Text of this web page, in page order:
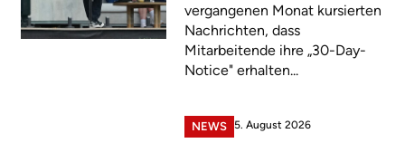
vergangenen Monat kursierten
Nachrichten, dass
Mitarbeitende ihre „30-Day-
Notice" erhalten...
NEWS 5. August 2026